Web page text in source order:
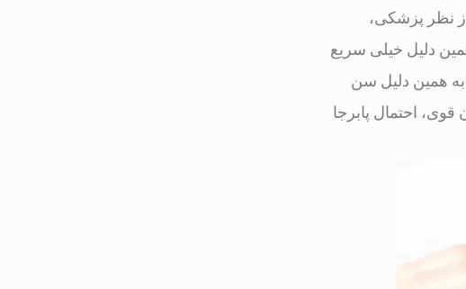
نظر پزشکی،
دلیل خیلی سریع
همین دلیل سن
احتمال پابرجا